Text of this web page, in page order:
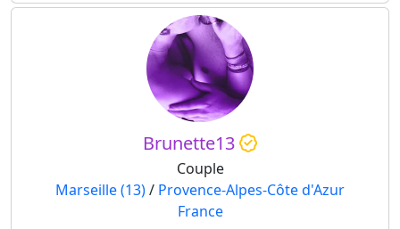
Brunette13
Couple
Marseille (13)/ Provence-Alpes-Côte d'Azur
France